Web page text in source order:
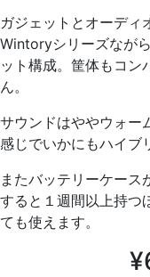
ガジェットとオーディ
Wintoryシリーズなが
ット構成。筐体もコン
ん。
サウンドはややウォー
感じでいかにもハイブ
またバッテリーケー
すると１週間以上持つ
ても使えます。